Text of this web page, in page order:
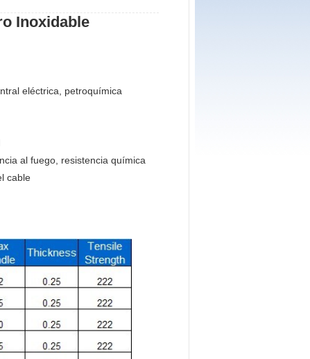
eléctrica,
petroquímica
al fuego , resistencia química
cable